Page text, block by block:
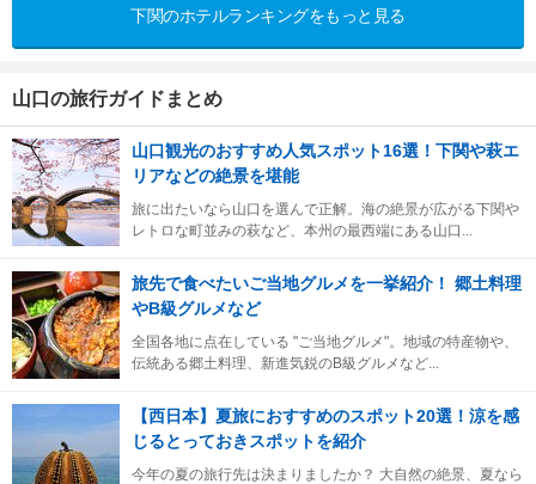
下関のホテルランキングをもっと見る
山口の旅行ガイドまとめ
山口観光のおすすめ人気スポット16選！下関や萩エ
リアなどの絶景を堪能
旅に出たいなら山口を選んで正解。海の絶景が広がる下関や
レトロな町並みの萩など、本州の最西端にある山口...
旅先で食べたいご当地グルメを一挙紹介！ 郷土料理
やB級グルメなど
全国各地に点在している "ご当地グルメ"。地域の特産物や、
伝統ある郷土料理、新進気鋭のB級グルメなど...
【西日本】夏旅におすすめのスポット20選！涼を感
じるとっておきスポットを紹介
今年の夏の旅行先は決まりましたか？ 大自然の絶景、夏なら